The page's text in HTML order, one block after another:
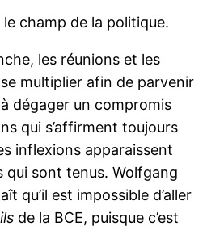
champ de la politique.
les réunions et les
multiplier afin de parvenir
dégager un compromis
qui s’affirment toujours
inflexions apparaissent
qui sont tenus. Wolfgang
qu’il est impossible d’aller
de la BCE, puisque c’est